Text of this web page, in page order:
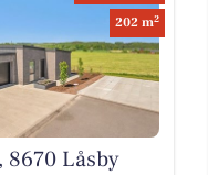
202 m2
8670 Låsby